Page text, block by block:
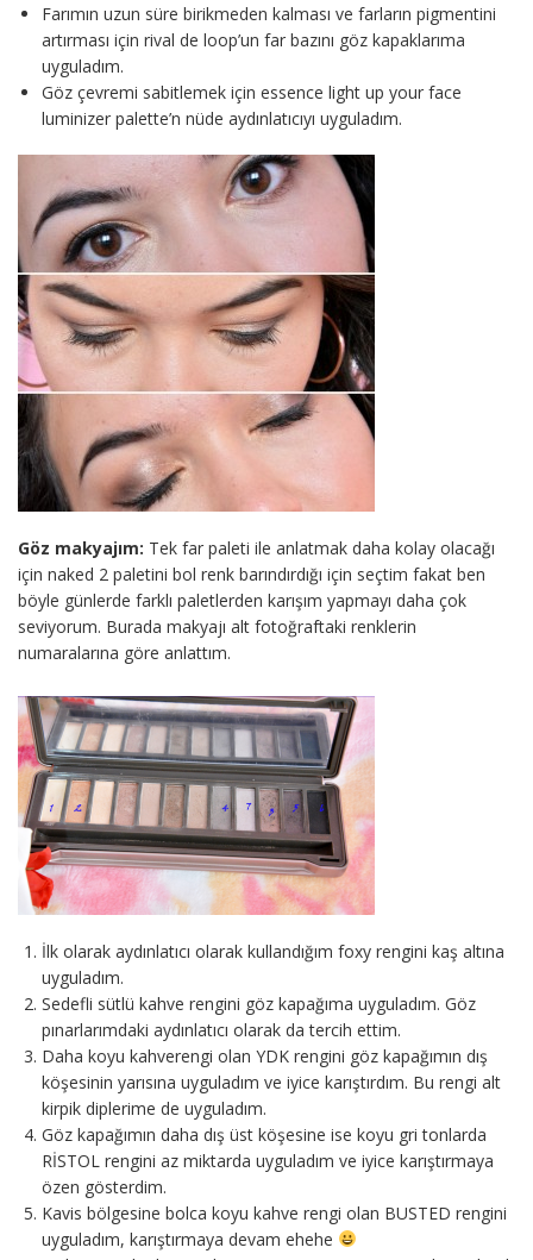
Farımın uzun süre birikmeden kalması ve farların pigmentini
artırması için rival de loop’un far bazını göz kapaklarıma
uyguladım.
Göz çevremi sabitlemek için essence light up your face
luminizer palette’n nüde aydınlatıcıyı uyguladım.
Göz makyajım: Tek far paleti ile anlatmak daha kolay olacağı
için naked 2 paletini bol renk barındırdığı için seçtim fakat ben
böyle günlerde farklı paletlerden karışım yapmayı daha çok
seviyorum. Burada makyajı alt fotoğraftaki renklerin
numaralarına göre anlattım.
İlk olarak aydınlatıcı olarak kullandığım foxy rengini kaş altına
uyguladım.
Sedefli sütlü kahve rengini göz kapağıma uyguladım. Göz
pınarlarımdaki aydınlatıcı olarak da tercih ettim.
Daha koyu kahverengi olan YDK rengini göz kapağımın dış
köşesinin yarısına uyguladım ve iyice karıştırdım. Bu rengi alt
kirpik diplerime de uyguladım.
Göz kapağımın daha dış üst köşesine ise koyu gri tonlarda
RİSTOL rengini az miktarda uyguladım ve iyice karıştırmaya
özen gösterdim.
Kavis bölgesine bolca koyu kahve rengi olan BUSTED rengini
uyguladım, karıştırmaya devam ehehe